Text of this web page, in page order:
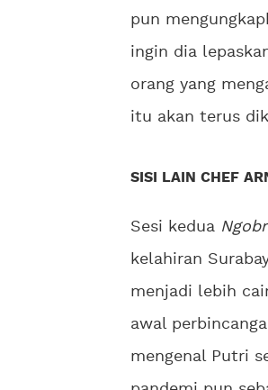
pun
ingin dia
orang yang
itu akan terus
SISI LAIN CHEF
Sesi kedua
kelahiran
menjadi lebih
awal
mengenal Putri